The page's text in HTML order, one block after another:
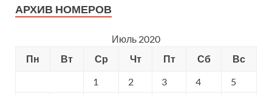
АРХИВ НОМЕРОВ
Июль 2020
Пн
Вт Ср Чт Пт Сб
Вс
1
2 3 4
5